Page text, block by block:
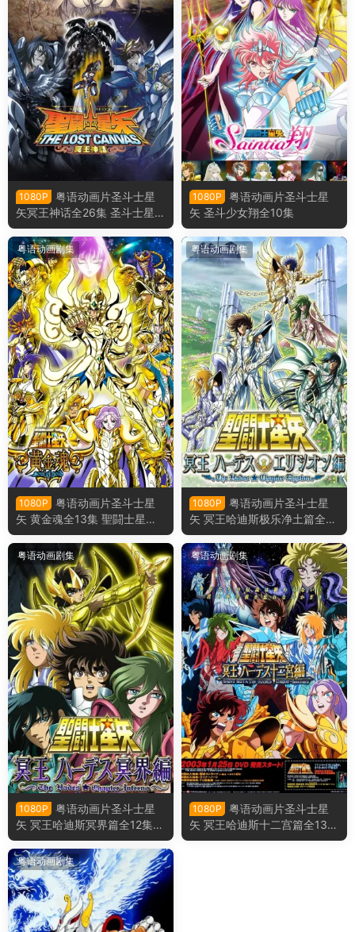
1080P
粤语动画片圣斗士星
矢冥王神话全26集 圣斗士星矢
THE LOST CANVAS 冥王神话
粤语版
1080P
粤语动画片圣斗士星
矢 圣斗少女翔全10集
粤语动画剧集
1080P
粤语动画片圣斗士星
矢 黄金魂全13集 聖闘士星矢
黄金魂 -soul of gold-粤语版
粤语动画剧集
1080P
粤语动画片圣斗士星
矢 冥王哈迪斯极乐净土篇全6
集 圣斗士星矢 冥王哈帝斯极
乐净土篇粤语版
粤语动画剧集
1080P
粤语动画片圣斗士星
矢 冥王哈迪斯冥界篇全12集
圣斗士星矢 冥王哈帝斯冥界篇
粤语版
粤语动画剧集
1080P
粤语动画片圣斗士星
矢 冥王哈迪斯十二宫篇全13集
圣斗士星矢 冥王哈帝斯十二宮
粤语动画剧集